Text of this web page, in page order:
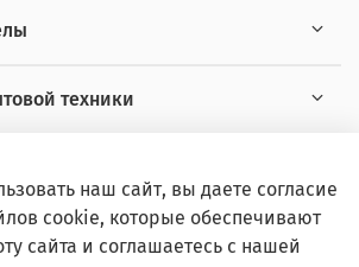
техники
наш сайт, вы даете согласие
cookie, которые обеспечивают
сайта и соглашаетесь с нашей